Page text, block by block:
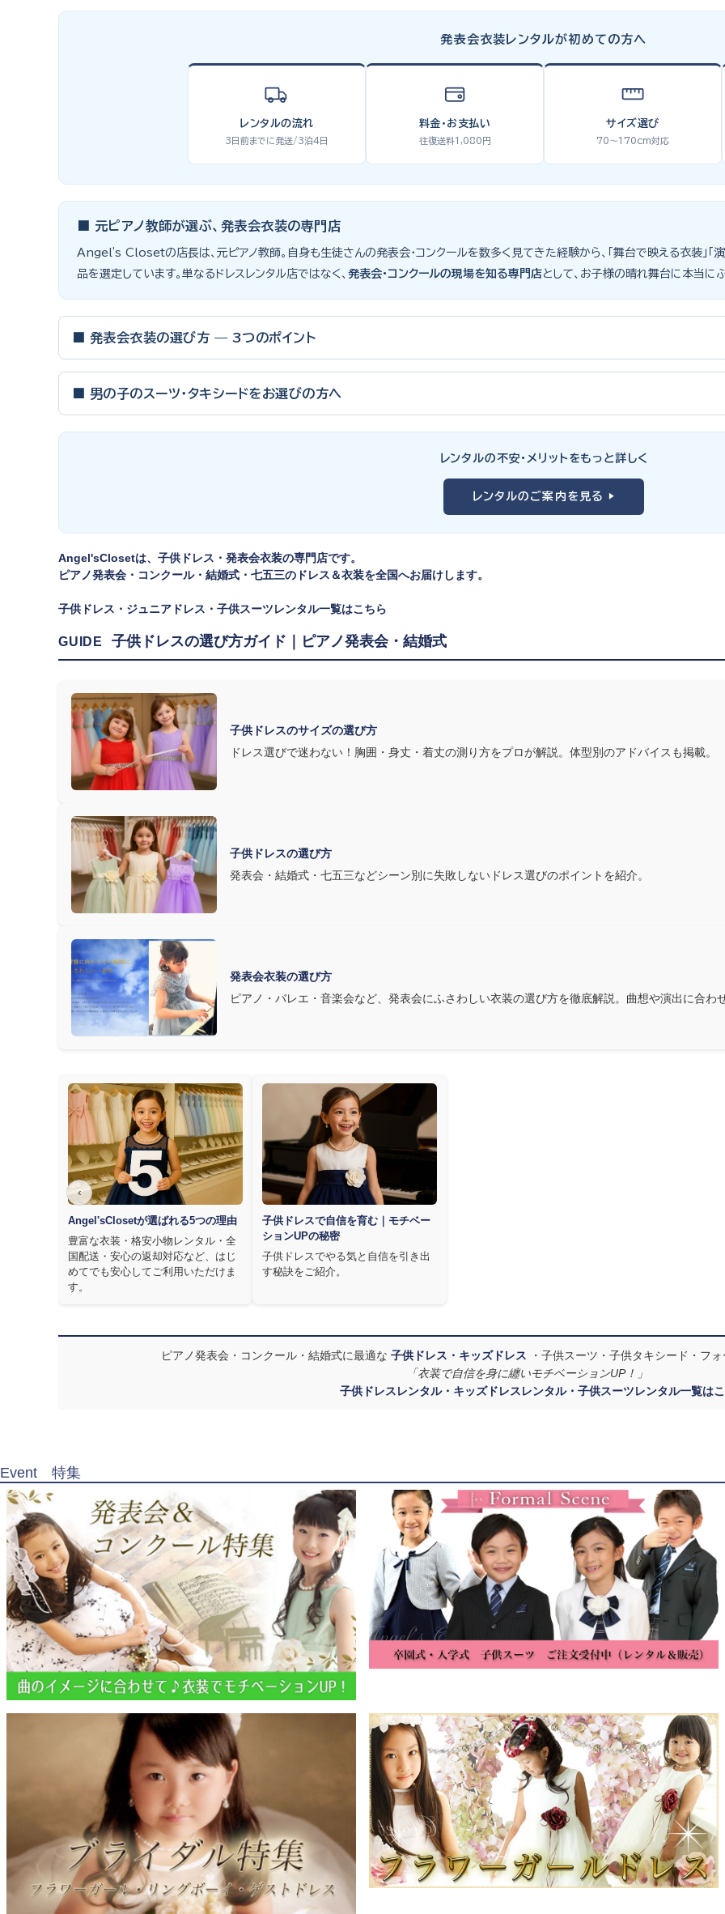
発表会衣装レンタルが初めての方へ
レンタルの流れ
3日前までに発送/3泊4日
料金・お支払い
往復送料1,080円
サイズ選び
70〜170cm対応
■ 元ピアノ教師が選ぶ、発表会衣装の専門店
Angel's Closetの店長は、元ピアノ教師。自身も生徒さんの発表会・コンクールを数多く見てきた経験から、「舞台で映える衣装」「
品を選定しています。単なるドレスレンタル店ではなく、 発表会・コンクールの現場を知る専門店として、お子様の晴れ舞台に本当に
■ 発表会衣装の選び方 — 3つのポイント
ピアノ発表会・バイオリン発表会・コンクールの舞台は、お子様にとって特別な一日。元ピアノ教師としての経験から、衣装選びで大切
一度きりの特別な日は、その瞬間のサイズにぴったり合う衣装が何よりお子様を輝かせます。レンタルなら、その時のジャストサイズ
発表会の舞台は照明が強く、客席からは意外と色味が飛んで見えます。ネイビー・ブラック・深みのあるジュエルカラーはホールの照明
す。またピアノ演奏なら落ち着いたシックなトーン、バイオリンやソロ演奏なら華やかで視線を集めるデザイン、合唱やアンサンブル
③ 演奏の動きを妨げない設計か確認する
■ 男の子のスーツ・タキシードをお選びの方へ
レンタルの不安・メリットをもっと詳しく
レンタルのご案内を見る ▶
Angel'sClosetは、子供ドレス・発表会衣装の専門店です。
ピアノ発表会・コンクール・結婚式・七五三のドレス＆衣装を全国へお届けします。
子供ドレス・ジュニアドレス・子供スーツレンタル一覧はこちら
GUIDE 子供ドレスの選び方ガイド｜ピアノ発表会・結婚式
子供ドレスのサイズの選び方
ドレス選びで迷わない！胸囲・身丈・着丈の測り方をプロが解説。体型別のアドバイスも掲載。
子供ドレスの選び方
発表会・結婚式・七五三などシーン別に失敗しないドレス選びのポイントを紹介。
発表会衣装の選び方
ピアノ・バレエ・音楽会など、発表会にふさわしい衣装の選び方を徹底解説。曲想や演出に合わ
‹
Angel'sClosetが選ばれる5つの理由
豊富な衣装・格安小物レンタル・全
国配送・安心の返却対応など、はじ
めてでも安心してご利用いただけま
す。
子供ドレスで自信を育む｜モチベー
ションUPの秘密
子供ドレスでやる気と自信を引き出
す秘訣をご紹介。
ピアノ発表会・コンクール・結婚式に最適な 子供ドレス・キッズドレス
・子供スーツ・子供タキシード・フ
「衣装で自信を身に纏いモチベーションUP！」
子供ドレスレンタル・キッズドレスレンタル・子供スーツレンタル一覧は
Event 特集